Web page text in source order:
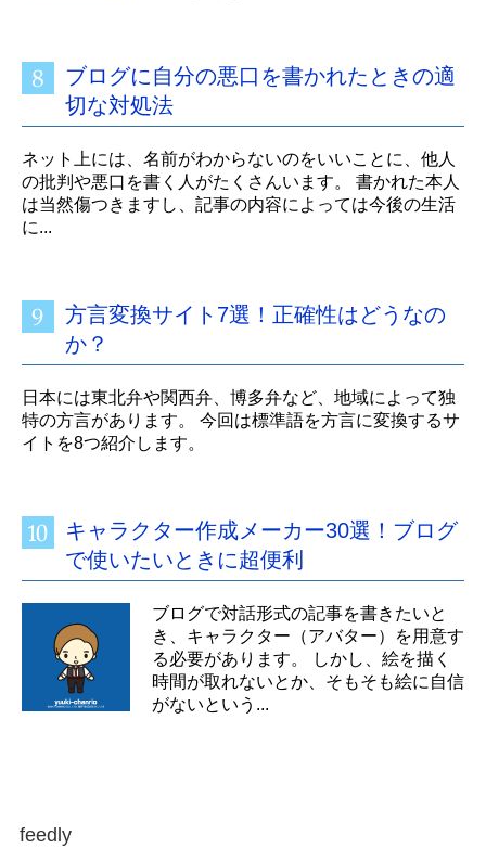
ブログに自分の悪口を書かれたときの適
切な対処法
ネット上には、名前がわからないのをいいことに、他人
の批判や悪口を書く人がたくさんいます。 書かれた本人
は当然傷つきますし、記事の内容によっては今後の生活
に...
方言変換サイト7選！正確性はどうなの
か？
日本には東北弁や関西弁、博多弁など、地域によって独
特の方言があります。 今回は標準語を方言に変換するサ
イトを8つ紹介します。
キャラクター作成メーカー30選！ブログ
で使いたいときに超便利
ブログで対話形式の記事を書きたいと
き、キャラクター（アバター）を用意す
る必要があります。 しかし、絵を描く
時間が取れないとか、そもそも絵に自信
がないという...
feedly